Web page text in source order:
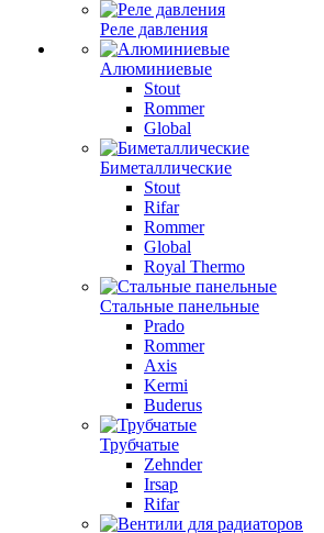
Реле давления
Алюминиевые
Stout
Rommer
Global
Биметаллические
Stout
Rifar
Rommer
Global
Royal Thermo
Стальные панельные
Prado
Rommer
Axis
Kermi
Buderus
Трубчатые
Zehnder
Irsap
Rifar